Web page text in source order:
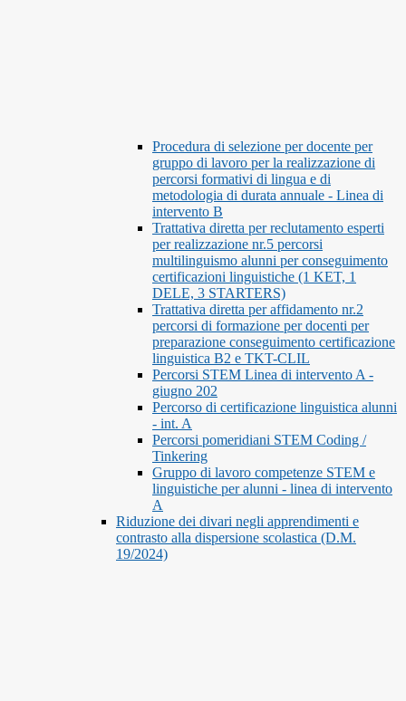
Procedura di selezione per docente per
gruppo di lavoro per la realizzazione di
percorsi formativi di lingua e di
metodologia di durata annuale - Linea di
intervento B
Trattativa diretta per reclutamento esperti
per realizzazione nr.5 percorsi
multilinguismo alunni per conseguimento
certificazioni linguistiche (1 KET, 1
DELE, 3 STARTERS)
Trattativa diretta per affidamento nr.2
percorsi di formazione per docenti per
preparazione conseguimento certificazione
linguistica B2 e TKT-CLIL
Percorsi STEM Linea di intervento A -
giugno 202
Percorso di certificazione linguistica alunni
- int. A
Percorsi pomeridiani STEM Coding /
Tinkering
Gruppo di lavoro competenze STEM e
linguistiche per alunni - linea di intervento
A
Riduzione dei divari negli apprendimenti e
contrasto alla dispersione scolastica (D.M.
19/2024)